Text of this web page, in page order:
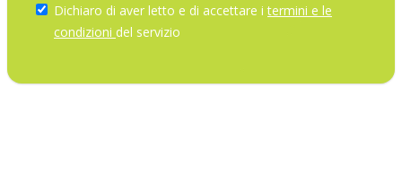
Dichiaro di aver letto e di accettare itermini e le
condizioni del servizio